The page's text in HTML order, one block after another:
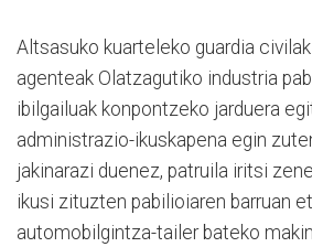
Altsasuko kuarteleko guardia
agenteak Olatzagutiko industria
ibilgailuak konpontzeko jarduera
administrazio-ikuskapena egin
jakinarazi duenez, patruila iritsi
ikusi zituzten pabilioiaren barruan
automobilgintza-tailer bateko